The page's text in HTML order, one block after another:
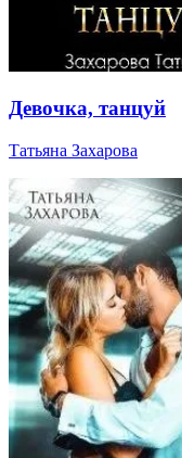
Девочка, танцуй
Татьяна Захарова